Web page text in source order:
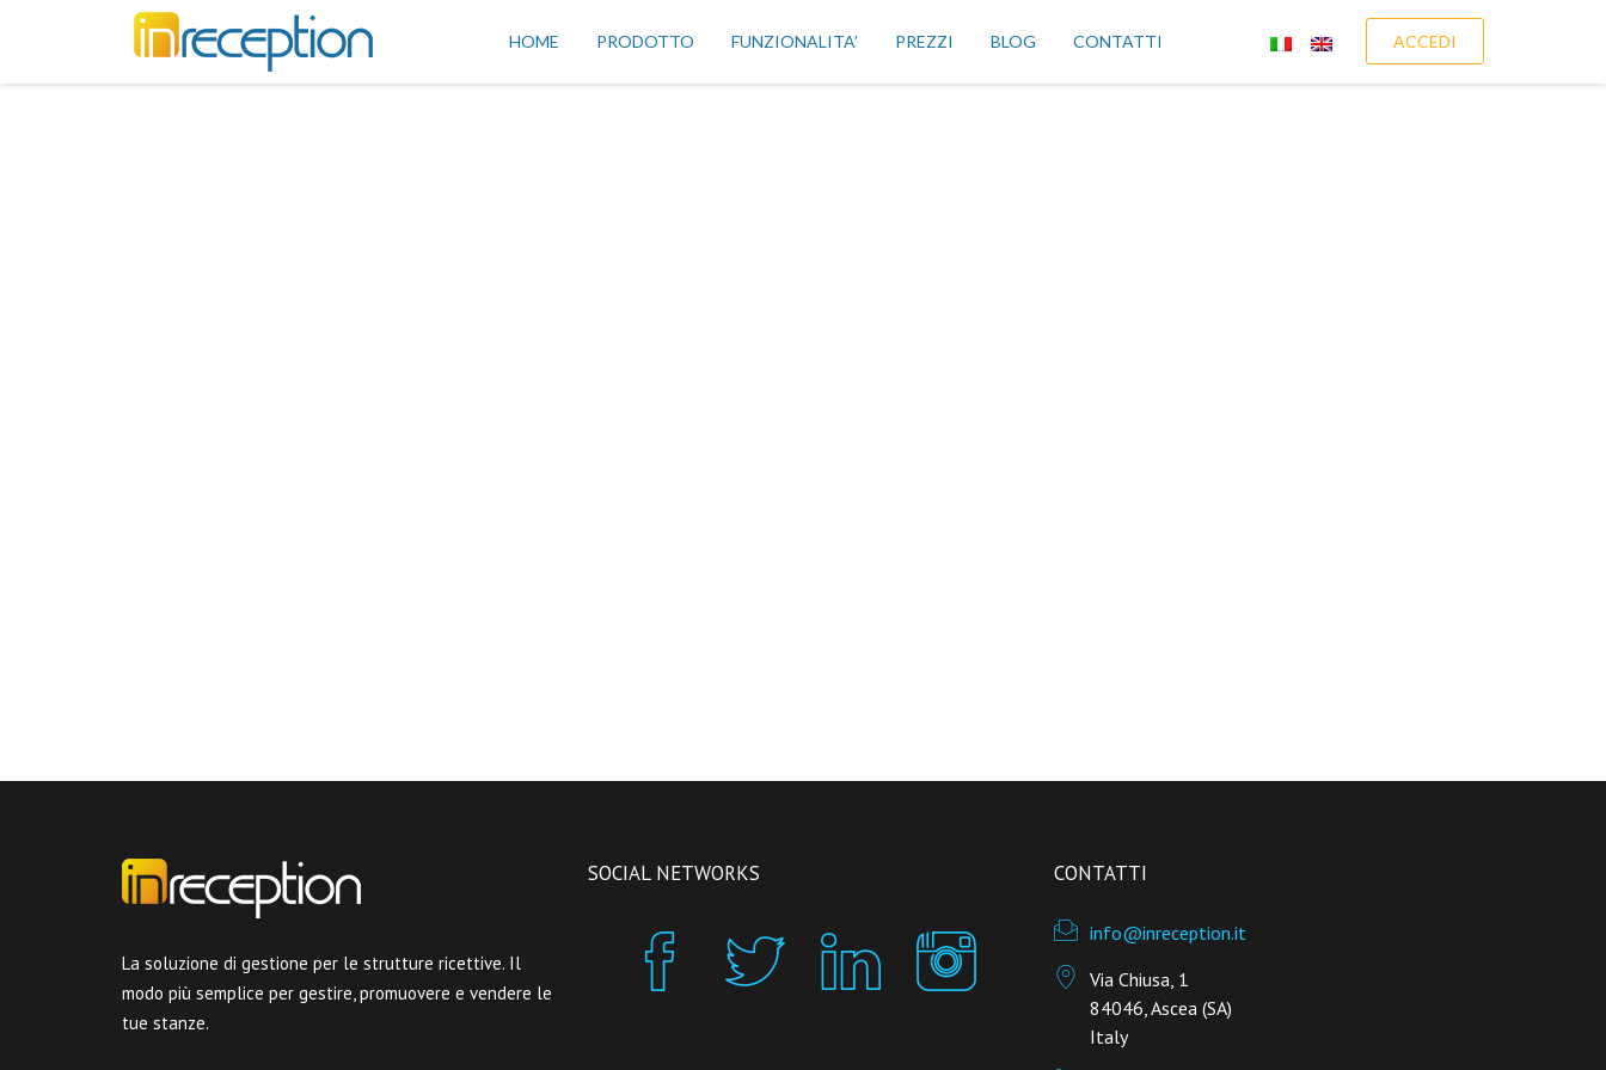
HOME PRODOTTO FUNZIONALITA’ PREZZI BLOG CONTATTI ACCEDI
La soluzione di gestione per le strutture ricettive. Il
modo più semplice per gestire, promuovere e vendere le
tue stanze.
SOCIAL NETWORKS CONTATTI
info@inreception.it
Via Chiusa, 1
84046, Ascea (SA)
Italy